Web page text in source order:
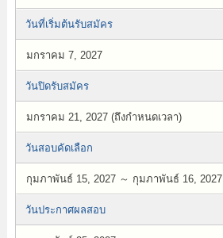
วันที่เริ่มต้นรับสมัคร
มกราคม 7, 2027
วันปิดรับสมัคร
มกราคม 21, 2027 (ถึงกำหนดเวลา)
วันสอบคัดเลือก
กุมภาพันธ์ 15, 2027 ～ กุมภาพันธ์ 16, 2027
วันประกาศผลสอบ